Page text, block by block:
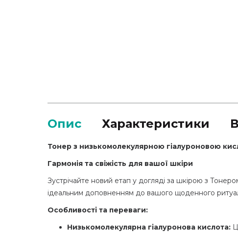
Опис Характеристики
Тонер з низькомолекулярною гіалуроновою
Гармонія та свіжість для вашої шкіри
Зустрічайте новий етап у догляді за шкірою з Тонер
ідеальним доповненням до вашого щоденного
Особливості та переваги:
Низькомолекулярна гіалуронова кислота: